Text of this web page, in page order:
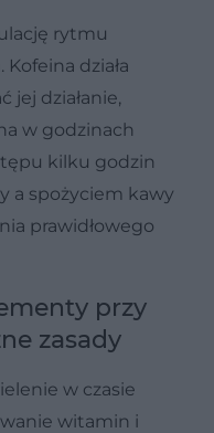
rytmu
działa
jej działanie,
w godzinach
kilku godzin
a spożyciem kawy
prawidłowego
przy
zasady
w czasie
witamin i